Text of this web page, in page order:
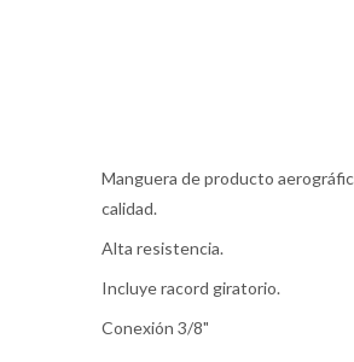
Manguera de producto
calidad.
Alta resistencia.
Incluye racord giratorio.
Conexión 3/8"